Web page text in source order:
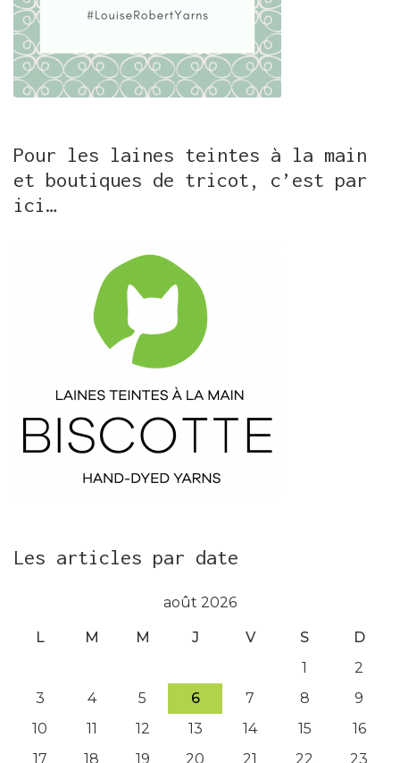
Pour les laines teintes à la main
et boutiques de tricot, c’est par
ici…
Les articles par date
août 2026
L M M J V S
D
1
2
3
4 5 6 7 8
9
10
11 12 13 14 15
16
17
18 19 20 21 22 23